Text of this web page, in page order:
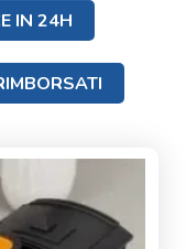
IN 24H